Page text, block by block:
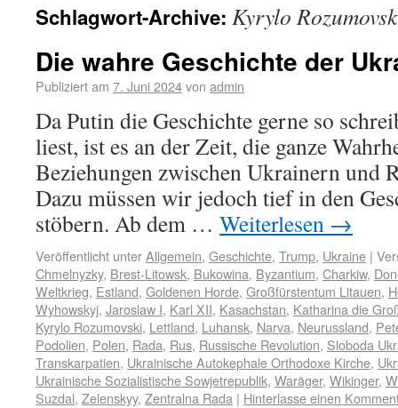
Schlagwort-Archive: Kyrylo
Die wahre Geschichte der
Publiziert am 7. Juni 2024von admin
Da Putin die Geschichte gerne so
liest, ist es an der Zeit, die ganze
Beziehungen zwischen Ukrainern und
Dazu müssen wir jedoch tief in den
stöbern. Ab dem … Weiterlesen →
Veröffentlicht unterAllgemein, Geschichte, Trump, Ukraine |
Chmelnyzky, Brest-Litowsk, Bukowina, Byzantium, Charkiw,
Weltkrieg, Estland, Goldenen Horde, Großfürstentum Litauen,
Wyhowskyj, Jaroslaw I, Karl XII, Kasachstan, Katharina die
Kyrylo Rozumovski, Lettland, Luhansk, Narva, Neurussland,
Podolien, Polen, Rada, Rus, Russische Revolution, Sloboda
Transkarpatien, Ukrainische Autokephale Orthodoxe Kirche,
Ukrainische Sozialistische Sowjetrepublik, Waräger, Wikinger,
Suzdal, Zelenskyy, Zentralna Rada | Hinterlasse einen